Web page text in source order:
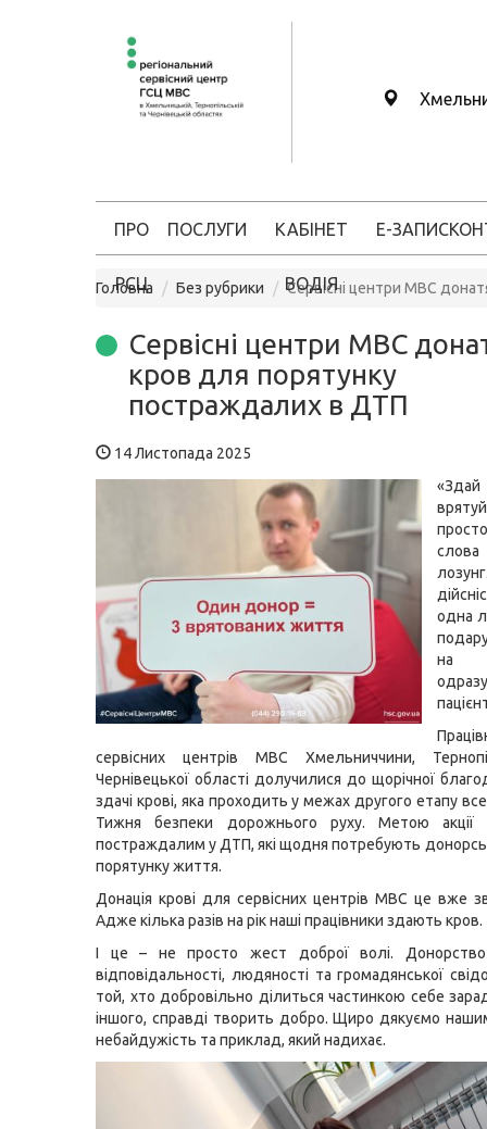
ПРО
РСЦ
ПОСЛУГИ КАБІНЕТ
ВОДІЯ
Е-ЗАПИС
Головна Без рубрики Сервісні центри МВС
Сервісні центри МВС
кров для порятунку
постраждалих в ДТП
14 Листопада 2025
одна
на
сервісних центрів МВС Хмельниччини,
Чернівецької області долучилися до щорічної
здачі крові, яка проходить у межах другого етапу
Тижня безпеки дорожнього руху. Метою акції
постраждалим у ДТП, які щодня потребують
порятунку життя.
Донація крові для сервісних центрів МВС це вже
Адже кілька разів на рік наші працівники здають кров.
І це – не просто жест доброї волі.
відповідальності, людяності та громадянської
той, хто добровільно ділиться частинкою себе
іншого, справді творить добро. Щиро дякуємо
небайдужість та приклад, який надихає.